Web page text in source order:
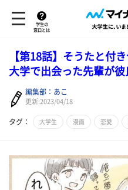
学生の
窓口とは
【第18話】そうたと付
大学で出会った先輩が
編集部：あこ
更新:2023/04/18
タグ： 大学生 漫画 恋愛